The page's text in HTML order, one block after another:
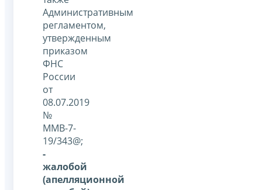
Административным
регламентом,
утвержденным
приказом
ФНС
России
от
08.07.2019
№
ММВ-7-
19/343@;
-
жалобой
(апелляционной